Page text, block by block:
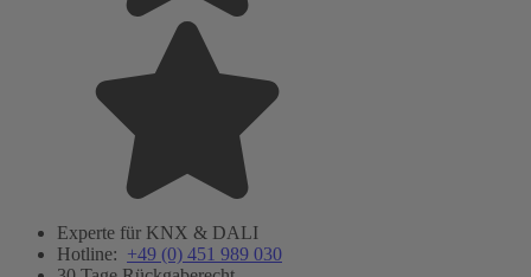
Experte für KNX & DALI
Hotline: +49 (0) 451 989 030